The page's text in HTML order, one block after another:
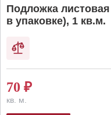
Подложка
в упаковке), 1 кв.м.
70 ₽
кв. м.